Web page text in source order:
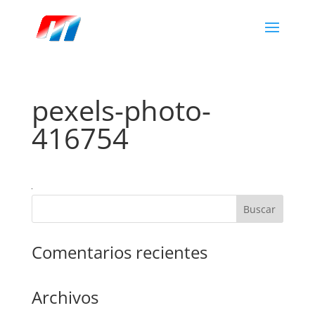
pexels-photo-
416754
Comentarios recientes
Archivos